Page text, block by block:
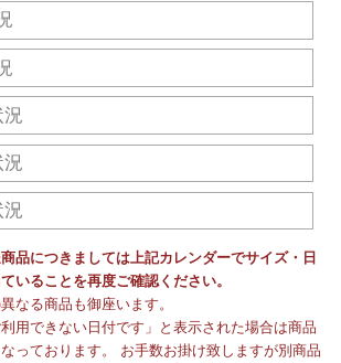
況
況
況
品につきましては上記カレンダーでサイズ・日
いることを再度ご確認ください。
なる商品も御座います。
用できない日付です」と表示された場合は商品
っております。 お手数お掛け致しますが別商品